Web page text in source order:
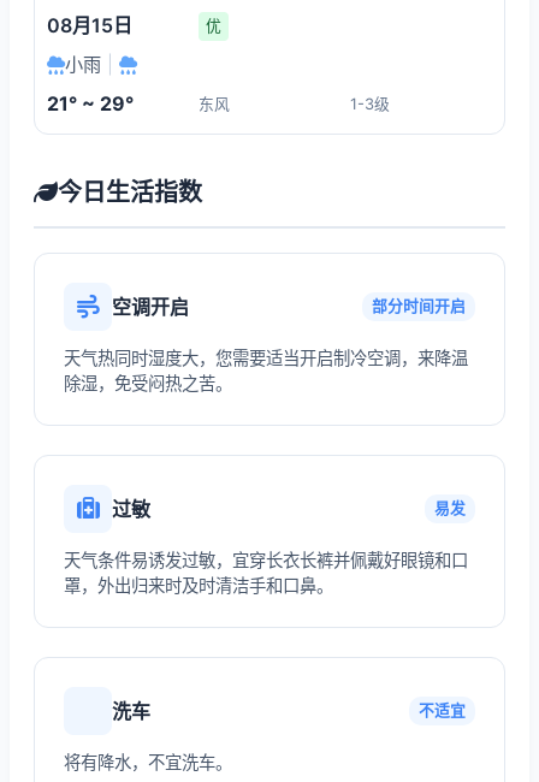
08月15日 优
小雨
21° ~ 29° 东风 1-3级
今日生活指数
空调开启 部分时间开启
天气热同时湿度大，您需要适当开启制冷空调，来降温
除湿，免受闷热之苦。
过敏 易发
天气条件易诱发过敏，宜穿长衣长裤并佩戴好眼镜和口
罩，外出归来时及时清洁手和口鼻。
洗车 不适宜
将有降水，不宜洗车。